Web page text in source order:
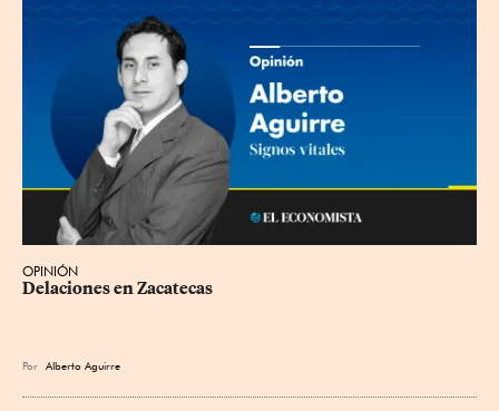
OPINIÓN
Delaciones en Zacatecas
Por Alberto Aguirre